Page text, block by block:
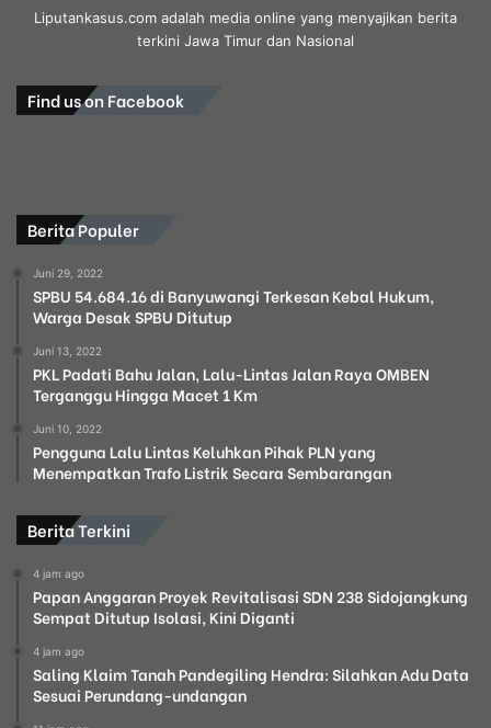
Liputankasus.com adalah media online yang menyajikan berita
terkini Jawa Timur dan Nasional
Find us on Facebook
Berita Populer
Juni 29, 2022
SPBU 54.684.16 di Banyuwangi Terkesan Kebal Hukum,
Warga Desak SPBU Ditutup
Juni 13, 2022
PKL Padati Bahu Jalan, Lalu-Lintas Jalan Raya OMBEN
Terganggu Hingga Macet 1 Km
Juni 10, 2022
Pengguna Lalu Lintas Keluhkan Pihak PLN yang
Menempatkan Trafo Listrik Secara Sembarangan
Berita Terkini
4 jam ago
Papan Anggaran Proyek Revitalisasi SDN 238 Sidojangkung
Sempat Ditutup Isolasi, Kini Diganti
4 jam ago
Saling Klaim Tanah Pandegiling Hendra: Silahkan Adu Data
Sesuai Perundang-undangan